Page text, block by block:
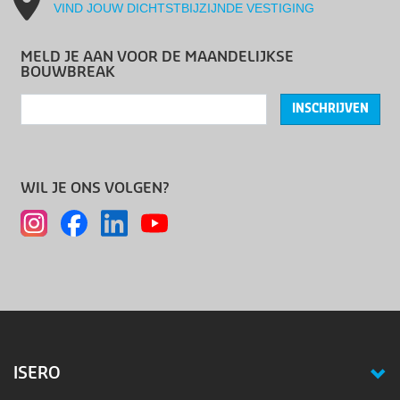
VIND JOUW DICHTSTBIJZIJNDE VESTIGING
MELD JE AAN VOOR DE MAANDELIJKSE
BOUWBREAK
INSCHRIJVEN
WIL JE ONS VOLGEN?
ISERO